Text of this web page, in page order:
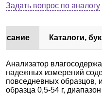
Задать вопрос по аналогу
Каталоги,
Анализатор
надежных измерений
повседневных образцов,
образца 0,5-54 г,